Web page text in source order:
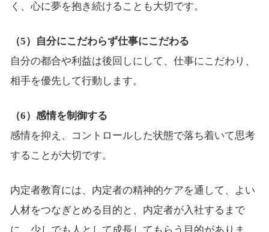
く、心に夢を抱き続けることも大切です。
（5）自分にこだわらず仕事にこだわる
自分の都合や利益は後回しにして、仕事にこだわり、
相手を優先して行動します。
（6）感情を制御する
感情を抑え、コントロールした状態で落ち着いて思考
することが大切です。
内定者教育には、内定者の精神的ケアを通して、よい
人材をつなぎとめる目的と、内定者が入社するまで